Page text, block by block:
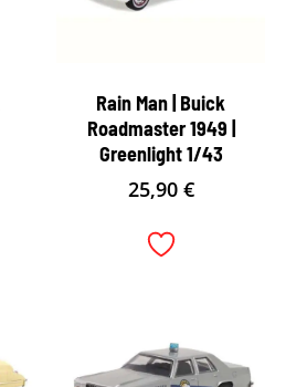
Rain Man | Buick
Roadmaster 1949 |
Greenlight 1/43
25,90 €